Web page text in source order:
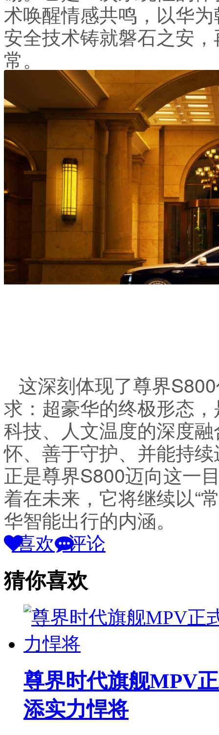
术唤醒情感共鸣，以华
安全技术铸就磐石之安
常。
这深刻体现了尊界
求：超豪华的终极形态
科技、人文温度的深度
怀、善于守护、并能持
正是尊界S800迈向这一
着在未来，它将继续以“
华智能出行的内涵。
喜欢 评论
猜你喜欢
尊界时代旗舰MPV
添实力悍将